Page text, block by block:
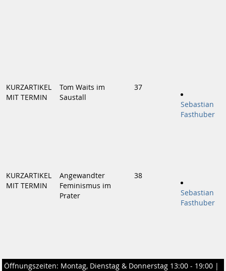
KURZARTIKEL
MIT TERMIN
Tom Waits im
Saustall
37
Sebastian
Fasthuber
KURZARTIKEL
MIT TERMIN
Angewandter
Feminismus im
Prater
38
Sebastian
Fasthuber
Öffnungszeiten: Montag, Dienstag & Donnerstag 13:00 - 19:00 |